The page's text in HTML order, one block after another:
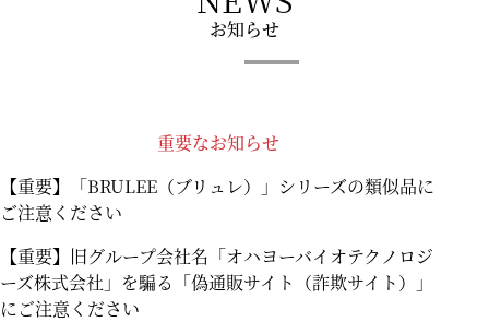
お知らせ
重要なお知らせ
【重要】「BRULEE（ブリュレ）」シリーズの類似品に
ご注意ください
【重要】旧グループ会社名「オハヨーバイオテクノロジ
ーズ株式会社」を騙る「偽通販サイト（詐欺サイト）」
にご注意ください